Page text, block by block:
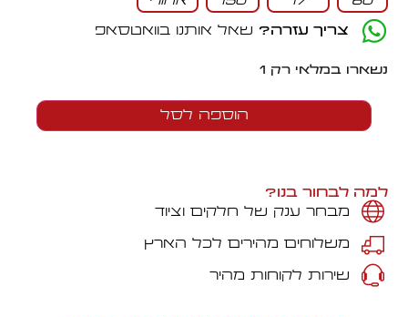
צריך עזרה? שאל אותנו בוואטסאפ
נשארו במלאי רק 1
הוספה לסל
למה לבחור בנו?
מבחר ענק של חלקים וציוד
משלוחים מהירים לכל הארץ
שירות לקוחות מהיר